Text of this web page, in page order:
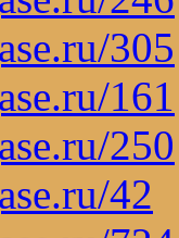
305
161
250
42